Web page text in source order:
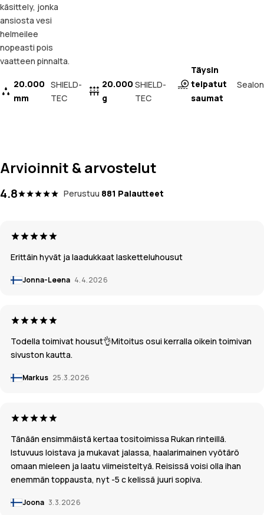
käsittely, jonka
ansiosta vesi
helmeilee
nopeasti pois
vaatteen pinnalta.
20.000
mm
SHIELD-
TEC
20.000
g
SHIELD-
TEC
Täysin
teipatut
saumat
Sealon
Arvioinnit & arvostelut
4.8 Perustuu 881 Palautteet
Erittäin hyvät ja laadukkaat lasketteluhousut
Jonna-Leena 4.4.2026
Todella toimivat housut👌Mitoitus osui kerralla oikein toimivan
sivuston kautta.
Markus 25.3.2026
Tänään ensimmäistä kertaa tositoimissa Rukan rinteillä.
Istuvuus loistava ja mukavat jalassa, haalarimainen vyötärö
omaan mieleen ja laatu viimeisteltyä. Reisissä voisi olla ihan
enemmän toppausta, nyt -5 c kelissä juuri sopiva.
Joona 3.3.2026